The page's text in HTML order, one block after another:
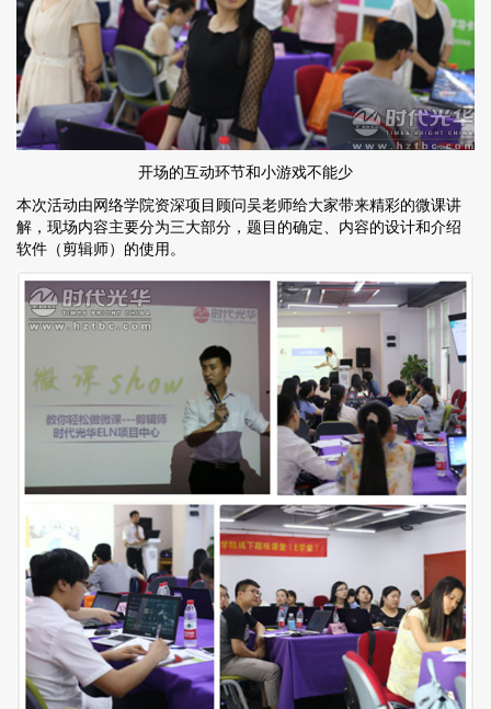
开场的互动环节和小游戏不能少
本次活动由网络学院资深项目顾问吴老师给大家带来精彩的微课讲
解，现场内容主要分为三大部分，题目的确定、内容的设计和介绍
软件（剪辑师）的使用。